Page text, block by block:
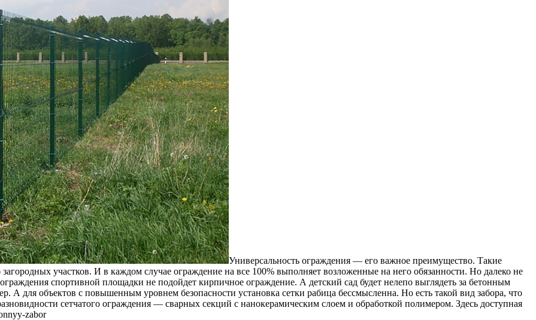
Универсальность ограждения — его важное преимущество. Такие
участков. И в каждом случае ограждение на все 100% выполняет возложенные на него обязанности. Но далеко не
спортивной площадки не подойдет кирпичное ограждение. А детский сад будет нелепо выглядеть за бетонным
А для объектов с повышенным уровнем безопасности установка сетки рабица бессмысленна. Но есть такой вид забора, что
сетчатого ограждения — сварных секций с нанокерамическим слоем и обработкой полимером. Здесь доступная
zabor